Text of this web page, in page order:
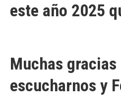
este año 2025
Muchas gracias
escucharnos y